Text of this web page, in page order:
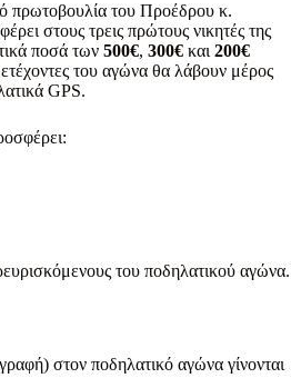
πρωτοβουλία του Προέδρου κ.
στους τρεις πρώτους νικητές της
ποσά των 500€, 300€ και 200€
του αγώνα θα λάβουν μέρος
GPS.
του ποδηλατικού αγώνα.
στον ποδηλατικό αγώνα γίνονται